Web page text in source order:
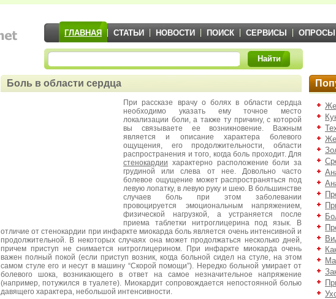
ГЛАВНАЯ СТАТЬИ НОВОСТИ ПОИСК СЕРВИСЫ ОПРОСЫ
Найти
Боль в области сердца
При рассказе врачу о болях в области сердца
необходимо указать ему точное место
локализации боли, а также ту причину, с которой
вы связываете ее возникновение. Важным
является и описание характера болевого
ощущения, его продолжительности, области
распространения и того, когда боль проходит. Для
стенокардии характерно расположение боли за
грудиной или слева от нее. Довольно часто
болевое ощущение может распространяться под
левую лопатку, в левую руку и шею. В большинстве
случаев боль при этом заболевании
провоцируется эмоциональным напряжением,
физической нагрузкой, а устраняется после
приема таблетки нитроглицерина под язык. В
отличие от стенокардии при инфаркте миокарда боль является очень интенсивной и
продолжительной. В некоторых случаях она может продолжаться несколько дней,
причем приступ не снимается нитроглицерином. При инфаркте миокарда очень
важен полный покой (если приступ возник, когда больной сидел на стуле, на этом
самом стуле его и несут в машину “Скорой помощи”). Нередко больной умирает от
болевого шока, возникающего в ответ на самое незначительное напряжение
(например, потужился в туалете). Миокардит сопровождается непостоянной болью
давящего характера, небольшой интенсивности.